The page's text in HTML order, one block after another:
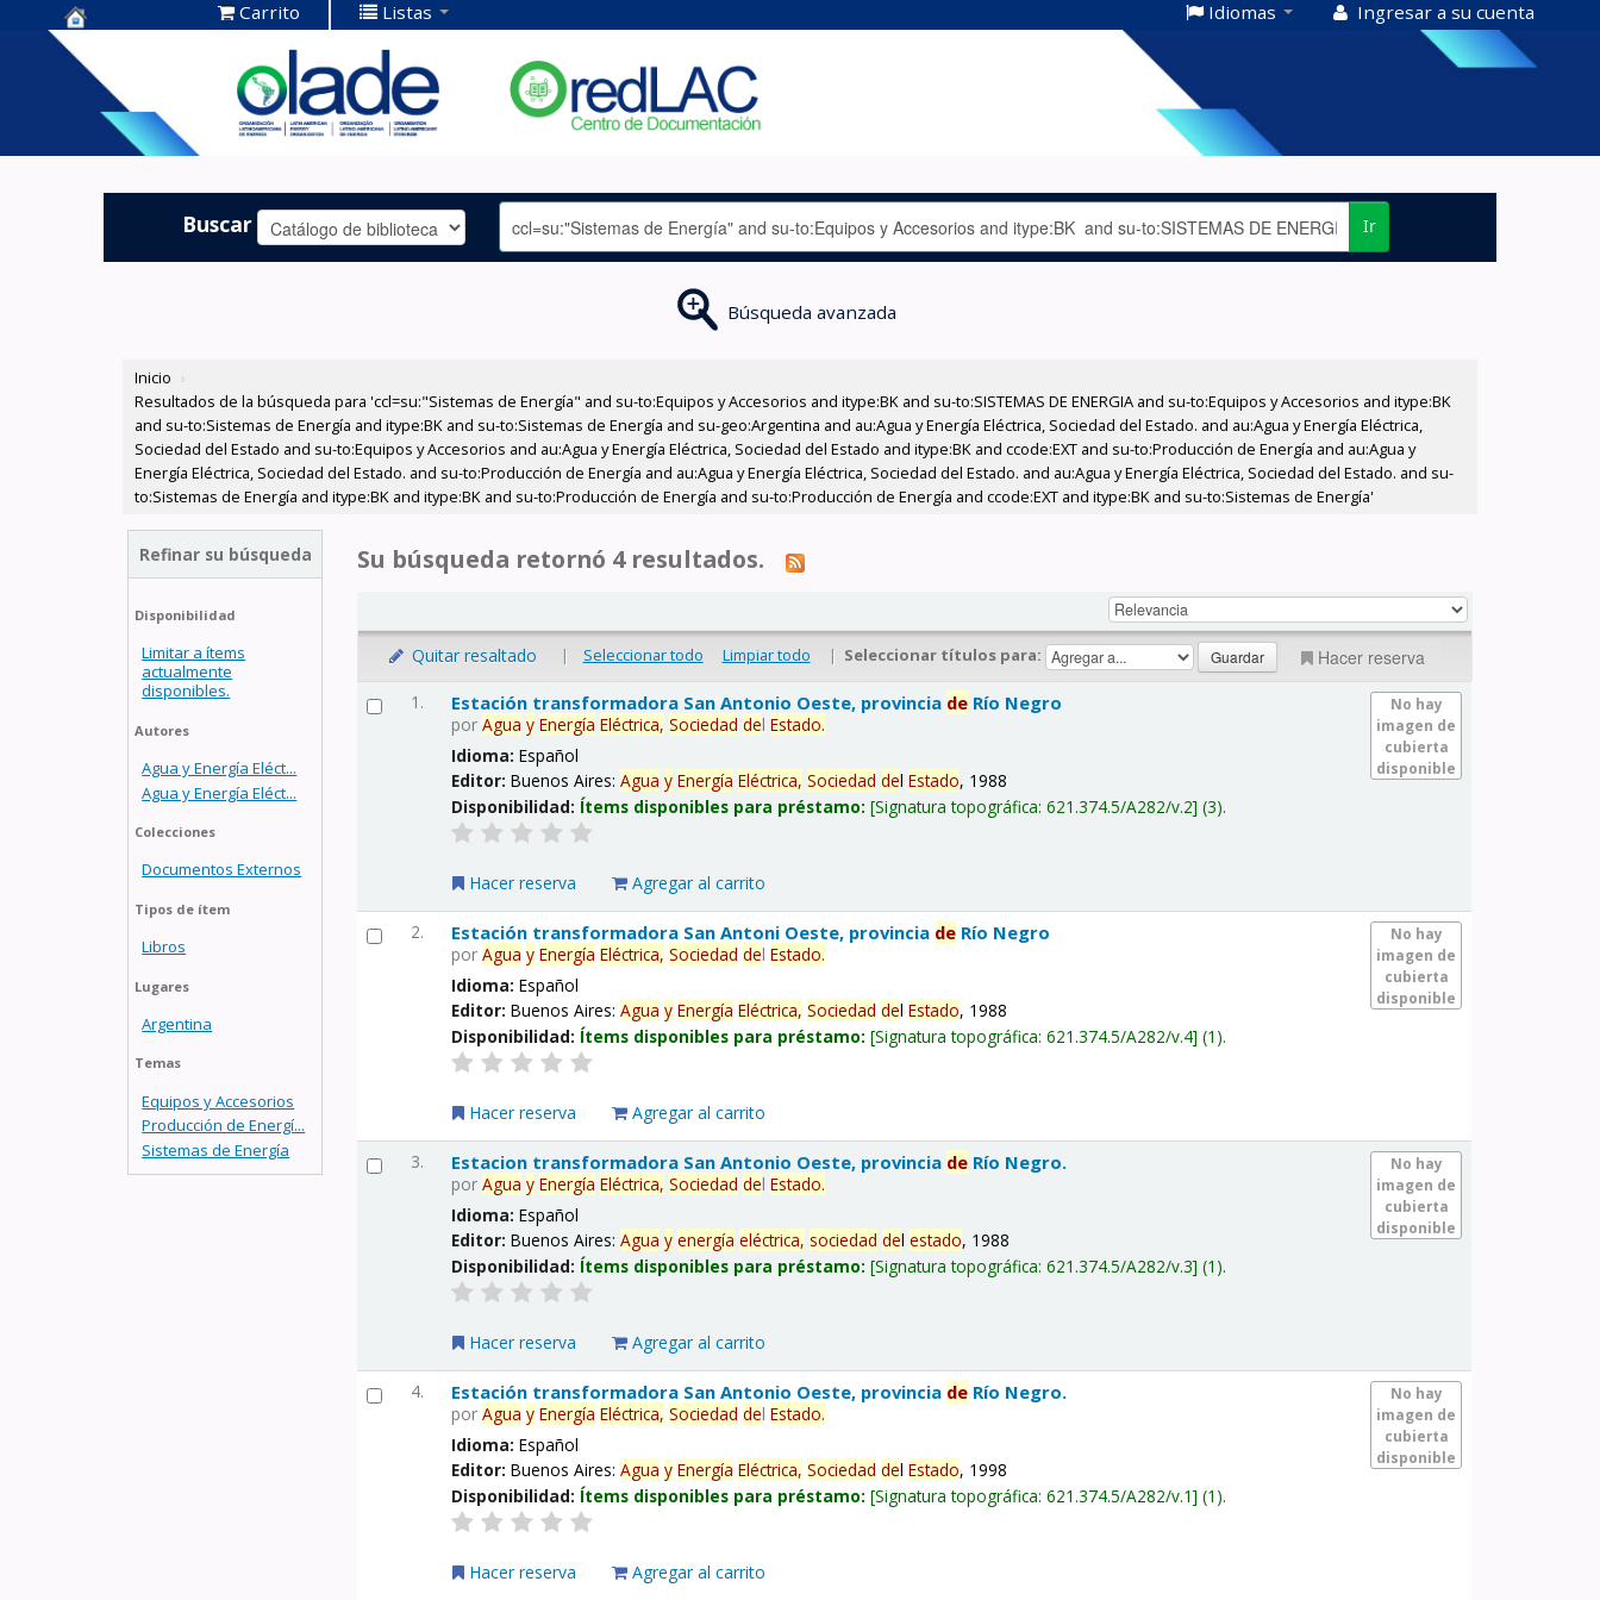
Centro de
Documentación
OLADE -
Carrito Listas Idiomas Ingresar a su cuenta
Buscar Ir
Búsqueda avanzada
Inicio ›
Resultados de la búsqueda para 'ccl=su:"Sistemas de Energía" and su-to:Equipos y Accesorios and itype:BK and su-to:SISTEMAS DE ENERGIA and su-to:Equipos y Accesorios and itype:BK
and su-to:Sistemas de Energía and itype:BK and su-to:Sistemas de Energía and su-geo:Argentina and au:Agua y Energía Eléctrica, Sociedad del Estado. and au:Agua y Energía Eléctrica,
Sociedad del Estado and su-to:Equipos y Accesorios and au:Agua y Energía Eléctrica, Sociedad del Estado and itype:BK and ccode:EXT and su-to:Producción de Energía and au:Agua y
Energía Eléctrica, Sociedad del Estado. and su-to:Producción de Energía and au:Agua y Energía Eléctrica, Sociedad del Estado. and au:Agua y Energía Eléctrica, Sociedad del Estado. and su-
to:Sistemas de Energía and itype:BK and itype:BK and su-to:Producción de Energía and su-to:Producción de Energía and ccode:EXT and itype:BK and su-to:Sistemas de Energía'
Refinar su búsqueda
Disponibilidad
Limitar a ítems
actualmente
disponibles.
Autores
Agua y Energía Eléct...
Agua y Energía Eléct...
Colecciones
Documentos Externos
Tipos de ítem
Libros
Lugares
Argentina
Temas
Equipos y Accesorios
Producción de Energí...
Sistemas de Energía
Su búsqueda retornó 4 resultados.
Quitar resaltado | Seleccionar todo Limpiar todo | Seleccionar títulos para: Hacer reserva
1.
No hay
imagen de
cubierta
disponible
Estación transformadora San Antonio Oeste, provincia de Río Negro
porAgua y Energía Eléctrica, Sociedad delEstado.
Idioma:Español
Editor:Buenos Aires:Agua y Energía Eléctrica, Sociedad delEstado, 1988
Disponibilidad: Ítems disponibles para préstamo: Signatura topográfica:621.374.5/A282/v.2 (3).
Hacer reserva Agregar al carrito
2.
No hay
imagen de
cubierta
disponible
Estación transformadora San Antoni Oeste, provincia de Río Negro
porAgua y Energía Eléctrica, Sociedad delEstado.
Idioma:Español
Editor:Buenos Aires:Agua y Energía Eléctrica, Sociedad delEstado, 1988
Disponibilidad: Ítems disponibles para préstamo: Signatura topográfica:621.374.5/A282/v.4 (1).
Hacer reserva Agregar al carrito
3.
No hay
imagen de
cubierta
disponible
Estacion transformadora San Antonio Oeste, provincia de Río Negro.
porAgua y Energía Eléctrica, Sociedad delEstado.
Idioma:Español
Editor:Buenos Aires:Agua y energía eléctrica, sociedad delestado, 1988
Disponibilidad: Ítems disponibles para préstamo: Signatura topográfica:621.374.5/A282/v.3 (1).
Hacer reserva Agregar al carrito
4.
No hay
imagen de
cubierta
disponible
Estación transformadora San Antonio Oeste, provincia de Río Negro.
porAgua y Energía Eléctrica, Sociedad delEstado.
Idioma:Español
Editor:Buenos Aires:Agua y Energía Eléctrica, Sociedad delEstado, 1998
Disponibilidad: Ítems disponibles para préstamo: Signatura topográfica:621.374.5/A282/v.1 (1).
Hacer reserva Agregar al carrito